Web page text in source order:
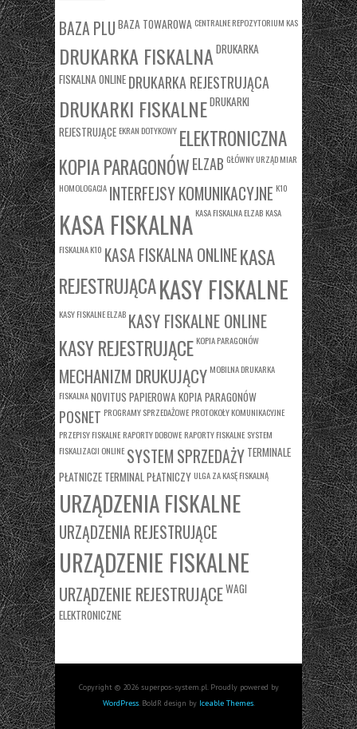
BAZA PLU BAZA TOWAROWA CENTRALNE REPOZYTORIUM KAS
DRUKARKA FISKALNA DRUKARKA
FISKALNA ONLINE DRUKARKA REJESTRUJĄCA
DRUKARKI FISKALNEDRUKARKI
REJESTRUJĄCE EKRAN DOTYKOWY ELEKTRONICZNA
KOPIA PARAGONÓWELZAB GŁÓWNY URZĄD MIAR
HOMOLOGACJA INTERFEJSY KOMUNIKACYJNE K10
KASA FISKALNA KASA FISKALNA ELZAB KASA
FISKALNA K10 KASA FISKALNA ONLINEKASA
REJESTRUJĄCAKASY FISKALNE
KASY FISKALNE ELZAB KASY FISKALNE ONLINE
KASY REJESTRUJĄCE KOPIA PARAGONÓW
MECHANIZM DRUKUJĄCY MOBILNA DRUKARKA
FISKALNANOVITUS PAPIEROWA KOPIA PARAGONÓW
POSNET PROGRAMY SPRZEDAŻOWE PROTOKOŁY KOMUNIKACYJNE
PRZEPISY FISKALNE RAPORTY DOBOWE RAPORTY FISKALNE SYSTEM
FISKALIZACJI ONLINE SYSTEM SPRZEDAŻY TERMINALE
PŁATNICZE TERMINAL PŁATNICZY ULGA ZA KASĘ FISKALNĄ
URZĄDZENIA FISKALNE
URZĄDZENIA REJESTRUJĄCE
URZĄDZENIE FISKALNE
URZĄDZENIE REJESTRUJĄCEWAGI
ELEKTRONICZNE
Copyright © 2026 superpos-system.pl. Proudly powered by
WordPress. BoldR design by Iceable Themes.